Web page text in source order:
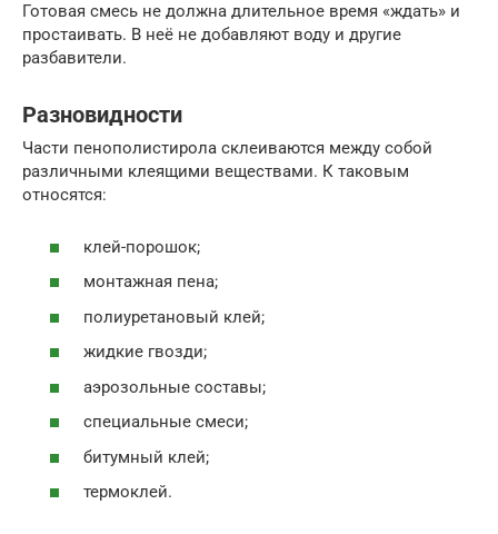
Готовая смесь не должна длительное время «ждать» и
простаивать. В неё не добавляют воду и другие
разбавители.
Разновидности
Части пенополистирола склеиваются между собой
различными клеящими веществами. К таковым
относятся:
клей-порошок;
монтажная пена;
полиуретановый клей;
жидкие гвозди;
аэрозольные составы;
специальные смеси;
битумный клей;
термоклей.